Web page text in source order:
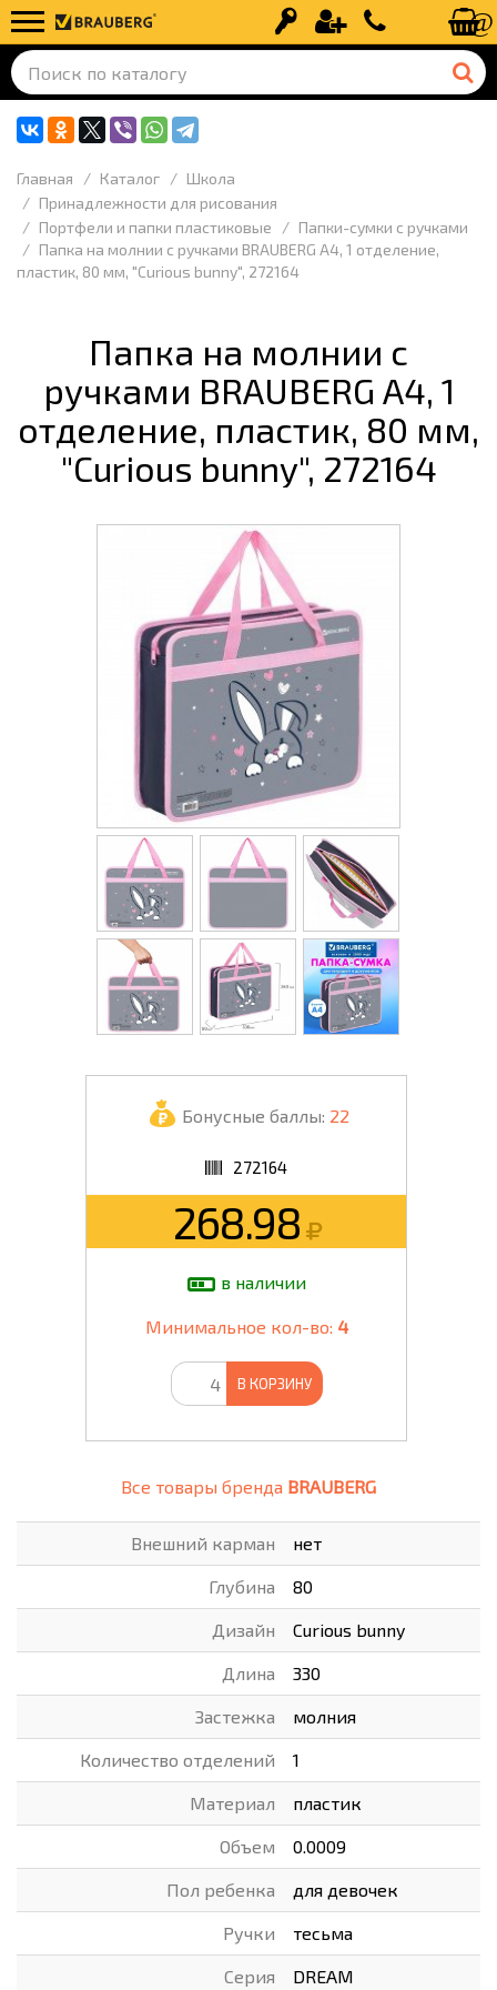
Вход Регистрация+7 (499) 110-
Главная Каталог
Школа
Принадлежности для рисования
Портфели и папки пластиковые
Папки-сумки с ручками
Папка на молнии с ручками BRAUBERG А4, 1 отделение,
пластик, 80 мм, "Curious bunny", 272164
Папка на молнии с
ручками BRAUBERG А4, 1
отделение, пластик, 80 мм,
"Curious bunny", 272164
Бонусные баллы: 22
272164
268.98
в наличии
Минимальное кол-во: 4
В КОРЗИНУ
Все товары бренда BRAUBERG
Внешний карман нет
Глубина 80
Дизайн Curious bunny
Длина 330
Застежка молния
Количество отделений 1
Материал пластик
Объем 0.0009
Пол ребенка для девочек
Ручки тесьма
Серия DREAM